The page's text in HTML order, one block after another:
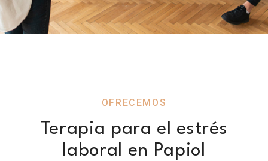
OFRECEMOS
Terapia para el estrés
laboral en Papiol